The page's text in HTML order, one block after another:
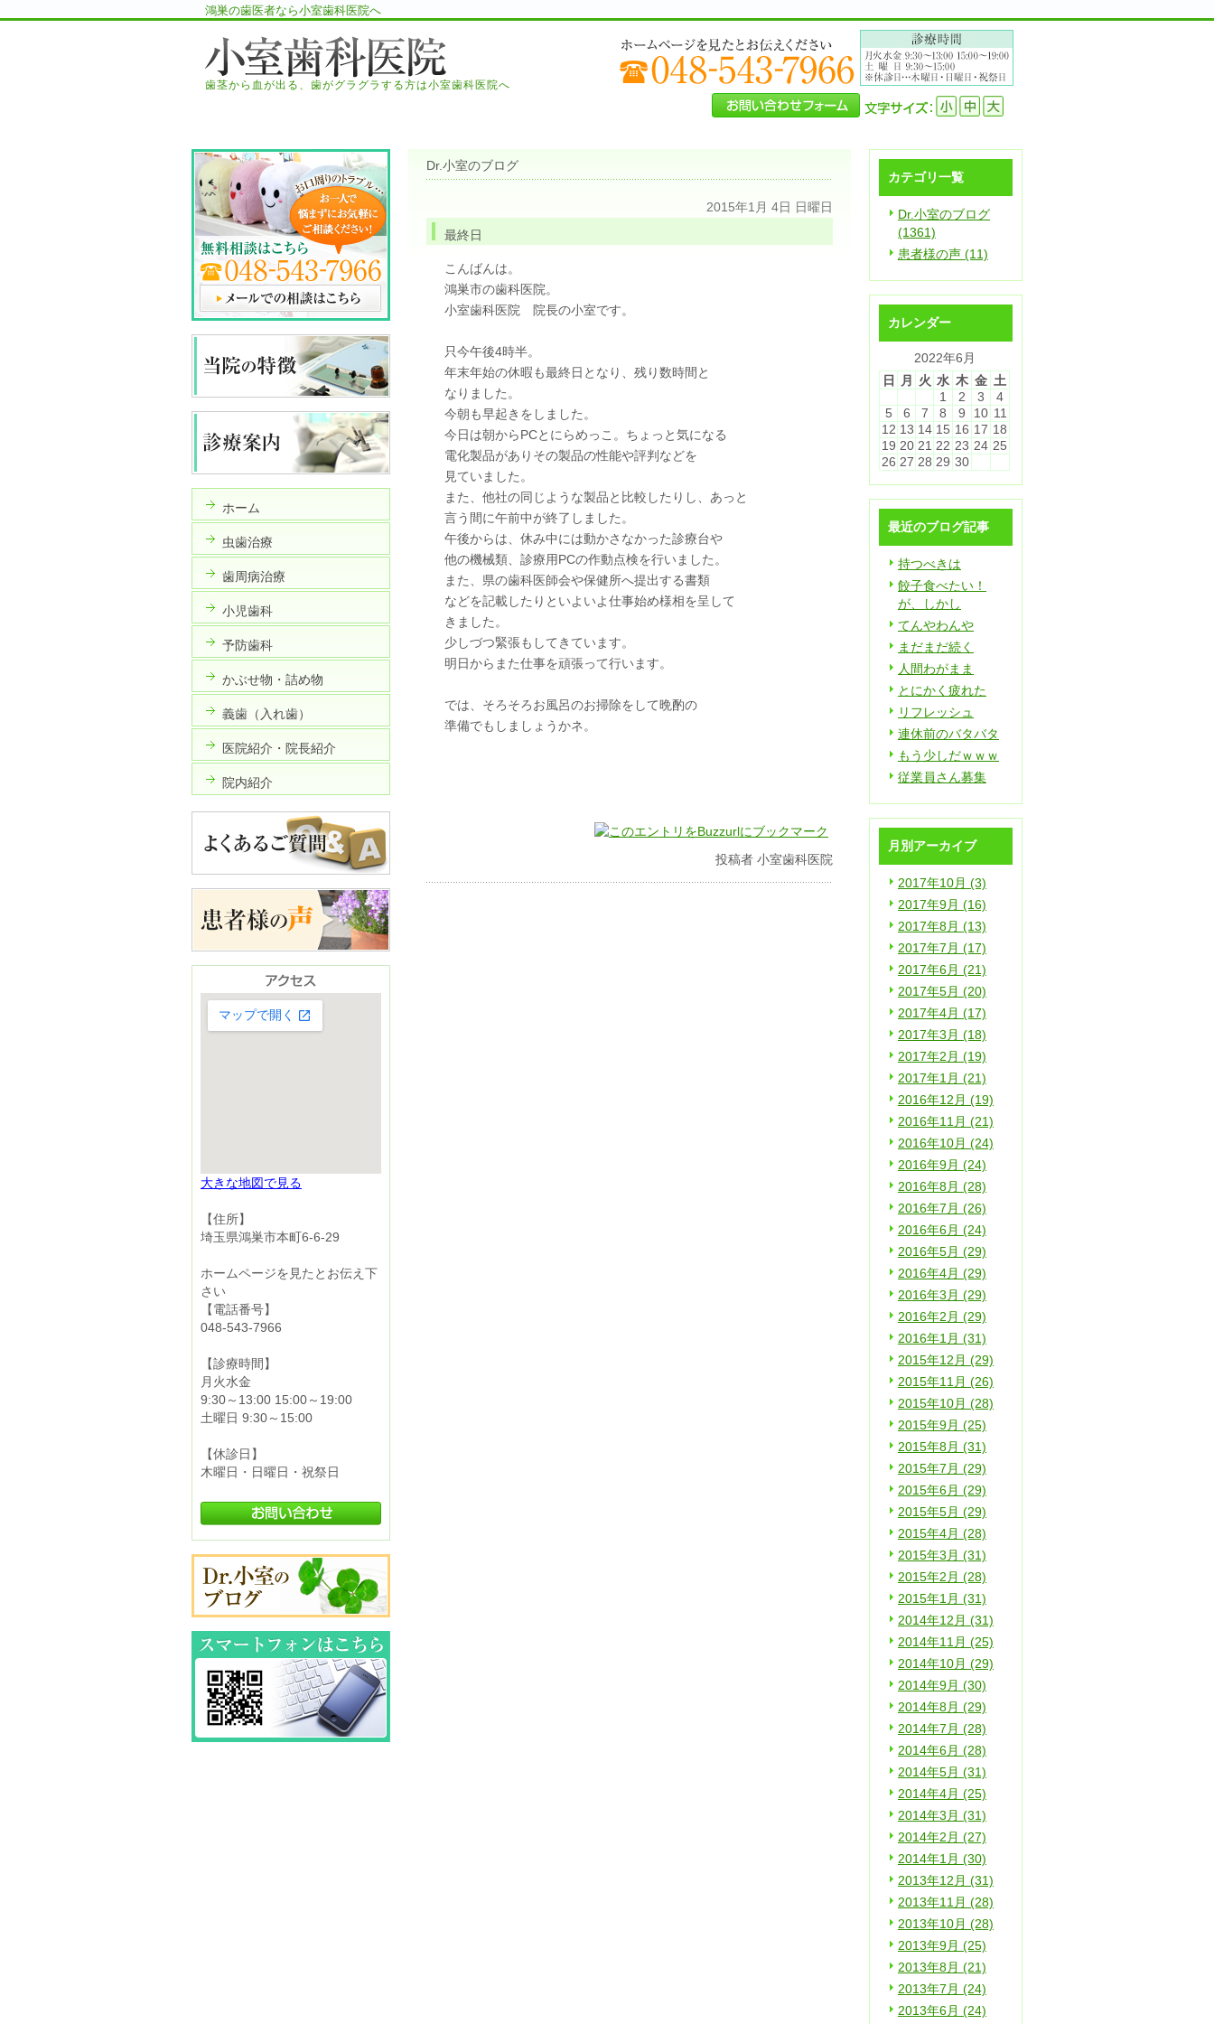
鴻巣の歯医者なら小室歯科医院へ
歯茎から血が出る、歯がグラグラする方は小室歯科医院へ
Dr.小室のブログ
2015年1月 4日 日曜日
最終日
こんばんは。
鴻巣市の歯科医院。
小室歯科医院 院長の小室です。
只今午後4時半。
年末年始の休暇も最終日となり、残り数時間と
なりました。
今朝も早起きをしました。
今日は朝からPCとにらめっこ。ちょっと気になる
電化製品がありその製品の性能や評判などを
見ていました。
また、他社の同じような製品と比較したりし、あっと
言う間に午前中が終了しました。
午後からは、休み中には動かさなかった診療台や
他の機械類、診療用PCの作動点検を行いました。
また、県の歯科医師会や保健所へ提出する書類
などを記載したりといよいよ仕事始め様相を呈して
きました。
少しづつ緊張もしてきています。
明日からまた仕事を頑張って行います。
では、そろそろお風呂のお掃除をして晩酌の
準備でもしましょうかネ。
投稿者 小室歯科医院
カテゴリ一覧
Dr.小室のブログ
(1361)
患者様の声 (11)
カレンダー
2022年6月
日
月 火 水 木 金 土
1
2 3
4
5
6 7 8 9 10 11
12 13 14 15 16 17 18
19 20 21 22 23 24 25
26 27 28 29 30
最近のブログ記事
持つべきは
餃子食べたい！
が、しかし
てんやわんや
まだまだ続く
人間わがまま
とにかく疲れた
リフレッシュ
連休前のバタバタ
もう少しだｗｗｗ
従業員さん募集
月別アーカイブ
2017年10月 (3)
2017年9月 (16)
2017年8月 (13)
2017年7月 (17)
2017年6月 (21)
2017年5月 (20)
2017年4月 (17)
2017年3月 (18)
2017年2月 (19)
2017年1月 (21)
2016年12月 (19)
2016年11月 (21)
2016年10月 (24)
2016年9月 (24)
2016年8月 (28)
2016年7月 (26)
2016年6月 (24)
2016年5月 (29)
2016年4月 (29)
2016年3月 (29)
2016年2月 (29)
2016年1月 (31)
2015年12月 (29)
2015年11月 (26)
2015年10月 (28)
2015年9月 (25)
2015年8月 (31)
2015年7月 (29)
2015年6月 (29)
2015年5月 (29)
2015年4月 (28)
2015年3月 (31)
2015年2月 (28)
2015年1月 (31)
2014年12月 (31)
2014年11月 (25)
2014年10月 (29)
2014年9月 (30)
2014年8月 (29)
2014年7月 (28)
2014年6月 (28)
2014年5月 (31)
2014年4月 (25)
2014年3月 (31)
2014年2月 (27)
2014年1月 (30)
2013年12月 (31)
2013年11月 (28)
2013年10月 (28)
2013年9月 (25)
2013年8月 (21)
2013年7月 (24)
2013年6月 (24)
ホーム
虫歯治療
歯周病治療
小児歯科
予防歯科
かぶせ物・詰め物
義歯（入れ歯）
医院紹介・院長紹介
院内紹介
大きな地図で見る
【住所】
埼玉県鴻巣市本町6-6-29
ホームページを見たとお伝え下
さい
【電話番号】
048-543-7966
【診療時間】
月火水金
9:30～13:00 15:00～19:00
土曜日 9:30～15:00
【休診日】
木曜日・日曜日・祝祭日